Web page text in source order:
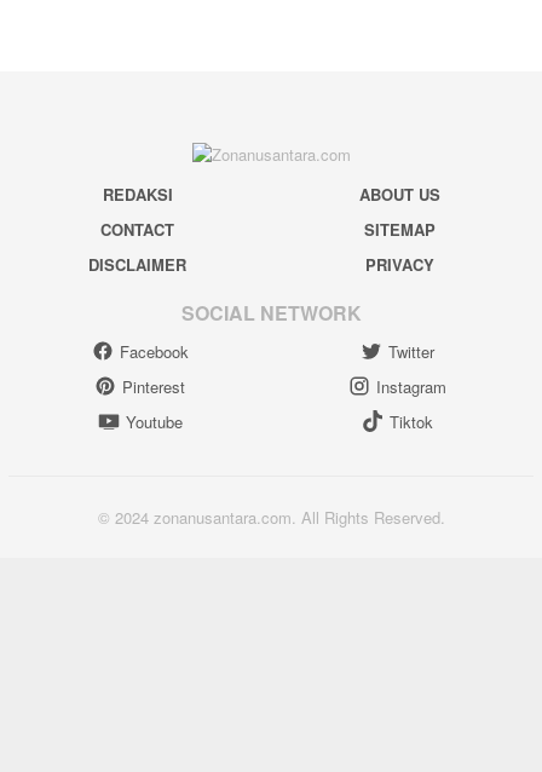
REDAKSI
ABOUT US
CONTACT
SITEMAP
DISCLAIMER
PRIVACY
SOCIAL NETWORK
Facebook
Twitter
Pinterest
Instagram
Youtube
Tiktok
© 2024 zonanusantara.com. All Rights Reserved.